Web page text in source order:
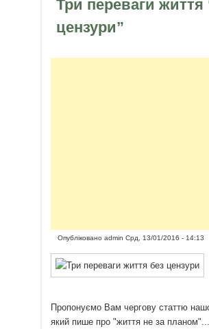
Три переваги життя
цензури”
Опублікованоadmin Срд, 13/01/2016 - 14:13
Пропонуємо Вам чергову статтю
який пише про "життя не за